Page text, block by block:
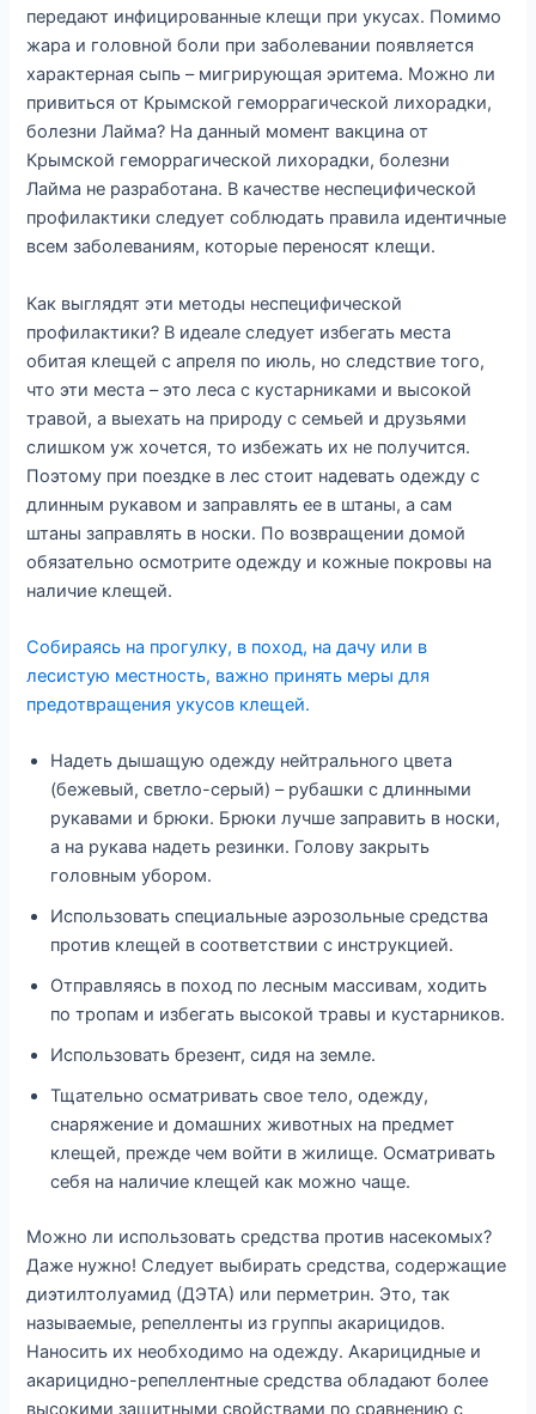
передают инфицированные клещи при укусах. Помимо
жара и головной боли при заболевании появляется
характерная сыпь – мигрирующая эритема. Можно ли
привиться от Крымской геморрагической лихорадки,
болезни Лайма? На данный момент вакцина от
Крымской геморрагической лихорадки, болезни
Лайма не разработана. В качестве неспецифической
профилактики следует соблюдать правила идентичные
всем заболеваниям, которые переносят клещи.
Как выглядят эти методы неспецифической
профилактики? В идеале следует избегать места
обитая клещей с апреля по июль, но следствие того,
что эти места – это леса с кустарниками и высокой
травой, а выехать на природу с семьей и друзьями
слишком уж хочется, то избежать их не получится.
Поэтому при поездке в лес стоит надевать одежду с
длинным рукавом и заправлять ее в штаны, а сам
штаны заправлять в носки. По возвращении домой
обязательно осмотрите одежду и кожные покровы на
наличие клещей.
Собираясь на прогулку, в поход, на дачу или в
лесистую местность, важно принять меры для
предотвращения укусов клещей.
Надеть дышащую одежду нейтрального цвета
(бежевый, светло-серый) – рубашки с длинными
рукавами и брюки. Брюки лучше заправить в носки,
а на рукава надеть резинки. Голову закрыть
головным убором.
Использовать специальные аэрозольные средства
против клещей в соответствии с инструкцией.
Отправляясь в поход по лесным массивам, ходить
по тропам и избегать высокой травы и кустарников.
Использовать брезент, сидя на земле.
Тщательно осматривать свое тело, одежду,
снаряжение и домашних животных на предмет
клещей, прежде чем войти в жилище. Осматривать
себя на наличие клещей как можно чаще.
Можно ли использовать средства против насекомых?
Даже нужно! Следует выбирать средства, содержащие
диэтилтолуамид (ДЭТА) или перметрин. Это, так
называемые, репелленты из группы акарицидов.
Наносить их необходимо на одежду. Акарицидные и
акарицидно-репеллентные средства обладают более
высокими защитными свойствами по сравнению с